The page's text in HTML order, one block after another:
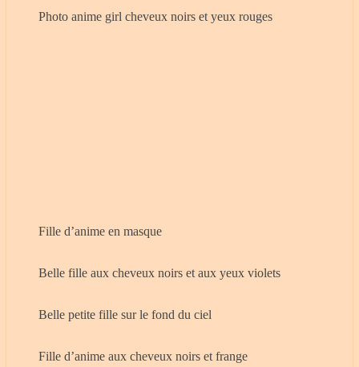
Photo anime girl cheveux noirs et yeux rouges
Fille d’anime en masque
Belle fille aux cheveux noirs et aux yeux violets
Belle petite fille sur le fond du ciel
Fille d’anime aux cheveux noirs et frange